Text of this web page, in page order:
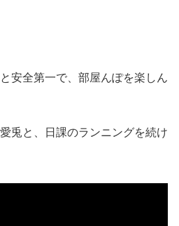
安全第一で、部屋んぽを楽しん
兎と、日課のランニングを続け